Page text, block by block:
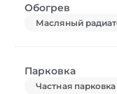
Обогрев
Масляный
Парковка
Частная парковка